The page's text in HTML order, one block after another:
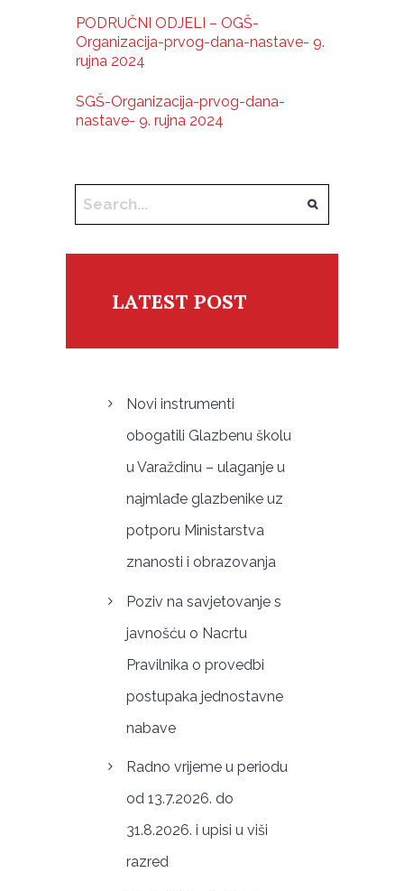
PODRUČNI ODJELI – OGŠ-
Organizacija-prvog-dana-nastave- 9.
rujna 2024
SGŠ-Organizacija-prvog-dana-
nastave- 9. rujna 2024
LATEST POST
Novi instrumenti
obogatili Glazbenu školu
u Varaždinu – ulaganje u
najmlađe glazbenike uz
potporu Ministarstva
znanosti i obrazovanja
Poziv na savjetovanje s
javnošću o Nacrtu
Pravilnika o provedbi
postupaka jednostavne
nabave
Radno vrijeme u periodu
od 13.7.2026. do
31.8.2026. i upisi u viši
razred